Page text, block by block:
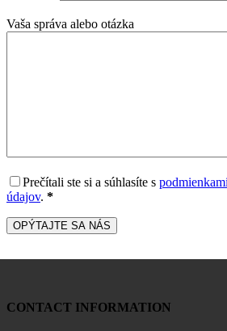
Vaša správa alebo otázka
Prečítali ste si a súhlasíte s
údajov. *
CONTACT INFORMATION